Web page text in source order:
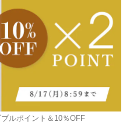
ルポイント＆10％OFF